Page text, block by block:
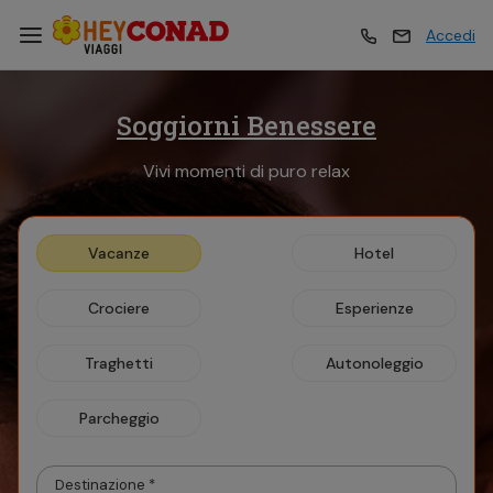
Vacanze
Esperienze
Crociere
Accedi
Esperienze
Crociere
Soggiorni Benessere
Vivi momenti di puro relax
Vacanze Hotel
Crociere Esperienze
Traghetti Autonoleggio
Parcheggio
Destinazione *